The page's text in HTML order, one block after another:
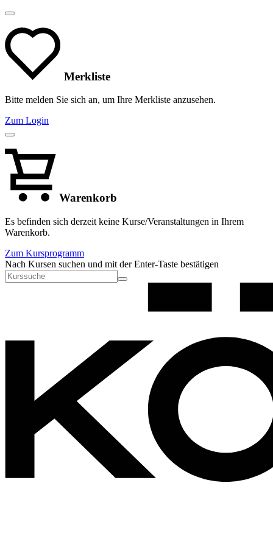
Merkliste
Bitte melden Sie sich an, um Ihre Merkliste anzusehen.
Zum Login
Warenkorb
Es befinden sich derzeit keine Kurse/Veranstaltungen in Ihrem
Warenkorb.
Zum Kursprogramm
Nach Kursen suchen und mit der Enter-Taste bestätigen